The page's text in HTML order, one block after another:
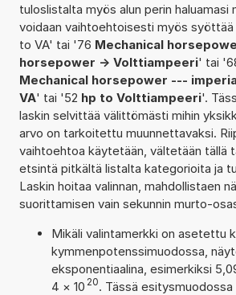
tuloslistalta myös alun perin haluamasi
voidaan vaihtoehtoisesti myös
to VA' tai '76 Mechanical
horsepower -> Volttiampeeri' tai
Mechanical horsepower ---
VA' tai '52 hp to Volttiampeeri'.
laskin selvittää välittömästi mihin
arvo on tarkoitettu muunnettavaksi.
vaihtoehtoa käytetään, vältetään tällä
etsintä pitkältä listalta kategorioita ja
Laskin hoitaa valinnan, mahdollistaen
suorittamisen vain sekunnin murto-
Mikäli valintamerkki on asetettu
kymmenpotenssimuodossa,
eksponentiaalina, esimerkiksi
4 × 10 20. Tässä esitysmuodossa